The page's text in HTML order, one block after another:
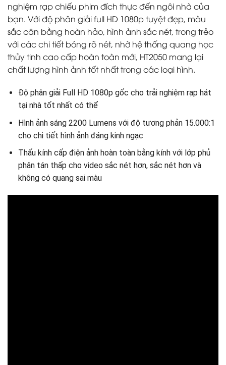
nghiệm rạp chiếu phim đích thực đến ngôi nhà của
bạn. Với độ phân giải full HD 1080p tuyệt đẹp, màu
sắc cân bằng hoàn hảo, hình ảnh sắc nét, trong trẻo
với các chi tiết bóng rõ nét, nhờ hệ thống quang học
thủy tinh cao cấp hoàn toàn mới, HT2050 mang lại
chất lượng hình ảnh tốt nhất trong các loại hình.
Độ phân giải Full HD 1080p gốc cho trải nghiệm rạp hát
tại nhà tốt nhất có thể
Hình ảnh sáng 2200 Lumens với độ tương phản 15.000:1
cho chi tiết hình ảnh đáng kinh ngạc
Thấu kính cấp điện ảnh hoàn toàn bằng kính với lớp phủ
phân tán thấp cho video sắc nét hơn, sắc nét hơn và
không có quang sai màu